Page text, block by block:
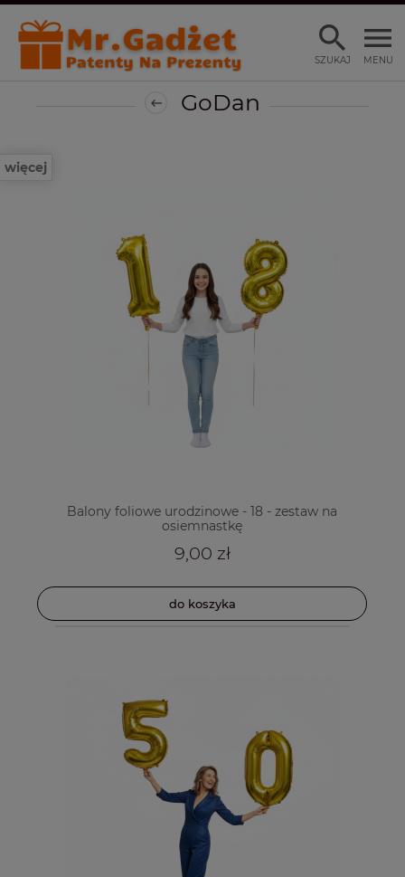
MENU
SZUKAJ
więcej
GoDan
Balony foliowe urodzinowe - 18 - zestaw na
osiemnastkę
9,00 zł
do koszyka